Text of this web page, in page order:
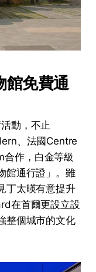
免費通
動，不止
、法國Centre
作，白金等級
館通行證」。雖
丁太暎有意提升
在首爾更設立設
整個城市的文化